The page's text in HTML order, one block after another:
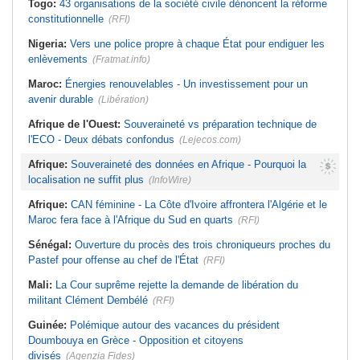
Togo: 43 organisations de la société civile dénoncent la réforme
constitutionnelle (RFI)
Nigeria: Vers une police propre à chaque État pour endiguer les
enlèvements (Fratmat.info)
Maroc: Énergies renouvelables - Un investissement pour un
avenir durable (Libération)
Afrique de l'Ouest: Souveraineté vs préparation technique de
l'ECO - Deux débats confondus (Lejecos.com)
Afrique: Souveraineté des données en Afrique - Pourquoi la
localisation ne suffit plus (InfoWire)
Afrique: CAN féminine - La Côte d'Ivoire affrontera l'Algérie et le
Maroc fera face à l'Afrique du Sud en quarts (RFI)
Sénégal: Ouverture du procès des trois chroniqueurs proches du
Pastef pour offense au chef de l'État (RFI)
Mali: La Cour suprême rejette la demande de libération du
militant Clément Dembélé (RFI)
Guinée: Polémique autour des vacances du président
Doumbouya en Grèce - Opposition et citoyens
divisés (Agenzia Fides)